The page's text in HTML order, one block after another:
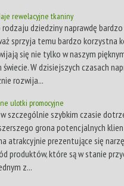
rewelacyjne tkaniny
dziedziny naprawdę
sprzyja temu bardzo korzystna
się nie tylko w naszym
świecie. W dzisiejszych czasach
rozwija...
ulotki promocyjne
w szczególnie szybkim czasie
grona potencjalnych
atrakcyjnie prezentujące się
produktów, które są w stanie
z...